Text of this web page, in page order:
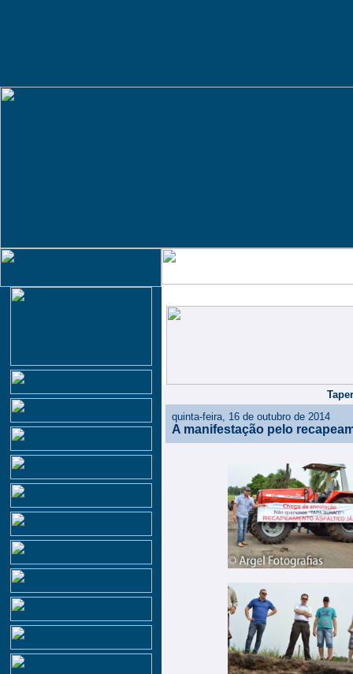
quinta-feira, 16 de outubro de 2014
A manifestação pelo